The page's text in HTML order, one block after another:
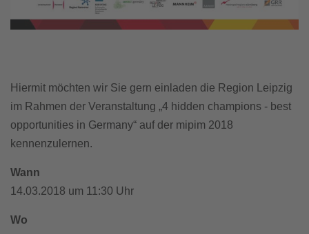
Hiermit möchten wir Sie gern einladen die Region Leipzig
im Rahmen der Veranstaltung „4 hidden champions - best
opportunities in Germany“ auf der mipim 2018
kennenzulernen.
Wann
14.03.2018 um 11:30 Uhr
Wo